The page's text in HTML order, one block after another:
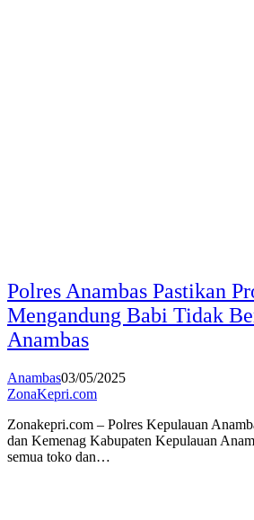
Polres Anambas Pastikan
Mengandung Babi Tidak
Anambas
Anambas03/05/2025
ZonaKepri.com
Zonakepri.com – Polres Kepulauan
dan Kemenag Kabupaten Kepulauan
semua toko dan…